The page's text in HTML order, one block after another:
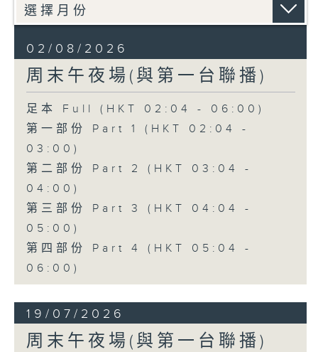
02/08/2026
周末午夜場(與第一台聯播)
足本 Full (HKT 02:04 - 06:00)
第一部份 Part 1 (HKT 02:04 -
03:00)
第二部份 Part 2 (HKT 03:04 -
04:00)
第三部份 Part 3 (HKT 04:04 -
05:00)
第四部份 Part 4 (HKT 05:04 -
06:00)
19/07/2026
周末午夜場(與第一台聯播)